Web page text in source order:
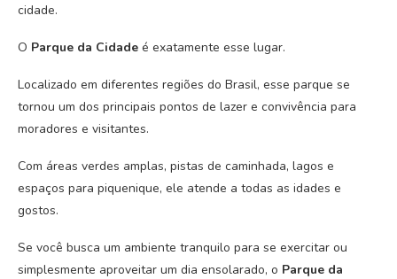
cidade.
O Parque da Cidade é exatamente esse lugar.
Localizado em diferentes regiões do Brasil, esse parque se
tornou um dos principais pontos de lazer e convivência para
moradores e visitantes.
Com áreas verdes amplas, pistas de caminhada, lagos e
espaços para piquenique, ele atende a todas as idades e
gostos.
Se você busca um ambiente tranquilo para se exercitar ou
simplesmente aproveitar um dia ensolarado, o Parque da